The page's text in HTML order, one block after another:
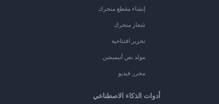
إنشاء مقطع متحرك
شعار متحرك
تحرير افتتاحية
مولد نص أنيميشن
محرر فيديو
أدوات الذكاء الاصطناعي